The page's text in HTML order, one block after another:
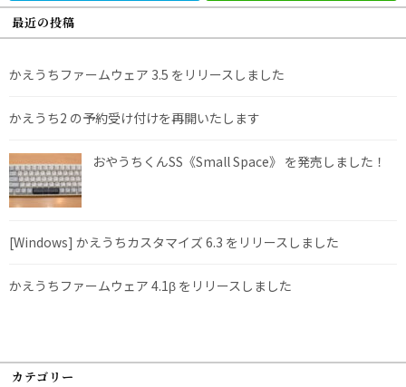
最近の投稿
かえうちファームウェア 3.5 をリリースしました
かえうち2 の予約受け付けを再開いたします
おやうちくんSS《Small Space》 を発売しました！
[Windows] かえうちカスタマイズ 6.3 をリリースしました
かえうちファームウェア 4.1β をリリースしました
カテゴリー